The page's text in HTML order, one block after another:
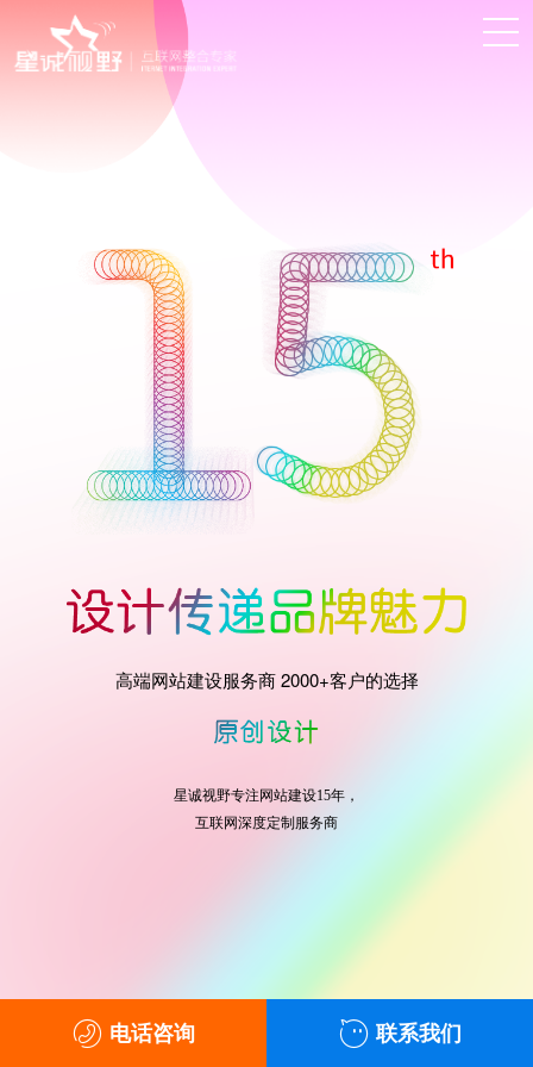
高端网站建设服务商 2000+客户的选择
星诚视野专注网站建设15年，
互联网深度定制服务商
电话咨询 联系我们